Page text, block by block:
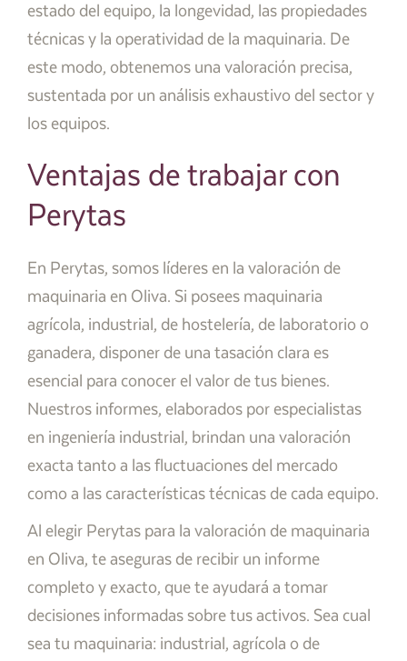
estado del equipo, la longevidad, las propiedades
técnicas y la operatividad de la maquinaria. De
este modo, obtenemos una valoración precisa,
sustentada por un análisis exhaustivo del sector y
los equipos.
Ventajas de trabajar con
Perytas
En Perytas, somos líderes en la valoración de
maquinaria en Oliva. Si posees maquinaria
agrícola, industrial, de hostelería, de laboratorio o
ganadera, disponer de una tasación clara es
esencial para conocer el valor de tus bienes.
Nuestros informes, elaborados por especialistas
en ingeniería industrial, brindan una valoración
exacta tanto a las fluctuaciones del mercado
como a las características técnicas de cada equipo.
Al elegir Perytas para la valoración de maquinaria
en Oliva, te aseguras de recibir un informe
completo y exacto, que te ayudará a tomar
decisiones informadas sobre tus activos. Sea cual
sea tu maquinaria: industrial, agrícola o de